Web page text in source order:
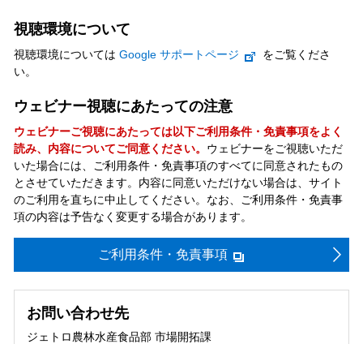
視聴環境について
視聴環境については Google サポートページ
をご覧くださ
い。
ウェビナー視聴にあたっての注意
ウェビナーご視聴にあたっては以下ご利用条件・免責事項をよく
読み、内容についてご同意ください。 ウェビナーをご視聴いただ
いた場合には、ご利用条件・免責事項のすべてに同意されたもの
とさせていただきます。内容に同意いただけない場合は、サイト
のご利用を直ちに中止してください。なお、ご利用条件・免責事
項の内容は予告なく変更する場合があります。
ご利用条件・免責事項
お問い合わせ先
ジェトロ農林水産食品部 市場開拓課